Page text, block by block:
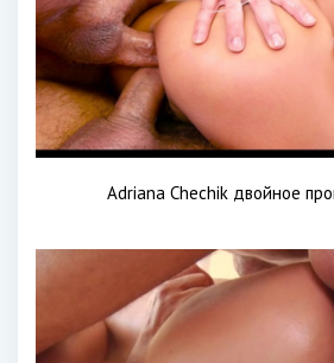
Adriana Chechik двойное